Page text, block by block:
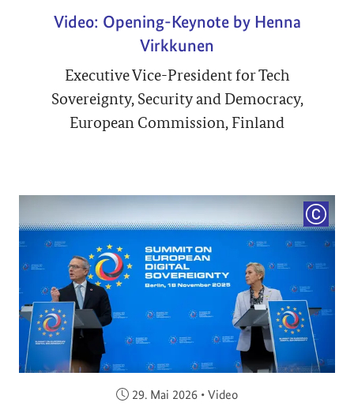
Video: Opening-Keynote by Henna
Virkkunen
Executive Vice-President for Tech
Sovereignty, Security and Democracy,
European Commission, Finland
Veröffentlicht am:
29. Mai 2026 • Video